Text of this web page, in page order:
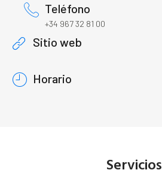
Teléfono
+34 967 32 81 00
Sitio web
Horario
Servicios